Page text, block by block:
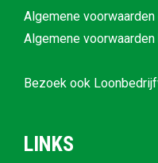
Algemene
Algemene
Bezoek ook
LINKS